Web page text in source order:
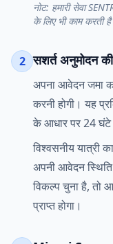
नोट: हमारी सेवा
के लिए भी काम करती
2 सशर्त अनुमोदन की
अपना आवेदन जमा
करनी होगी। यह
के आधार पर 24
विश्वसनीय यात्री
अपनी आवेदन
विकल्प चुना है, तो
प्राप्त होगा।